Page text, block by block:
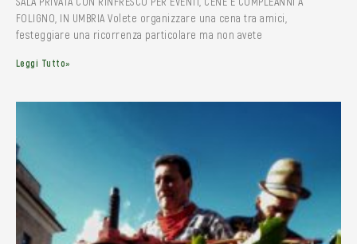
FOLIGNO, IN UMBRIA Volete organizzare una cena tra amici,
festeggiare una ricorrenza particolare ma non avete
Leggi Tutto»